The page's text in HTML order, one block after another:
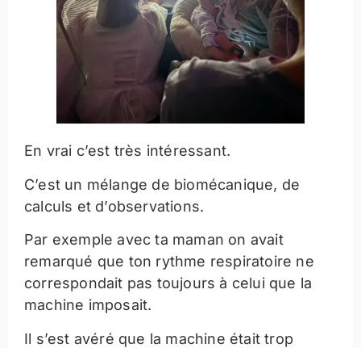
En vrai c’est très intéressant.
C’est un mélange de biomécanique, de
calculs et d’observations.
Par exemple avec ta maman on avait
remarqué que ton rythme respiratoire ne
correspondait pas toujours à celui que la
machine imposait.
Il s’est avéré que la machine était trop